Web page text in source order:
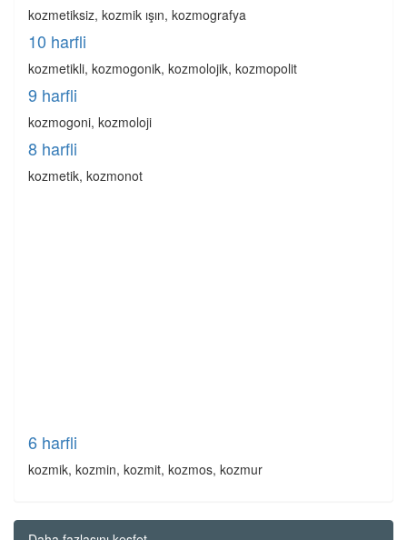
kozmetiksiz, kozmik ışın, kozmografya
10 harfli
kozmetikli, kozmogonik, kozmolojik, kozmopolit
9 harfli
kozmogoni, kozmoloji
8 harfli
kozmetik, kozmonot
6 harfli
kozmik, kozmin, kozmit, kozmos, kozmur